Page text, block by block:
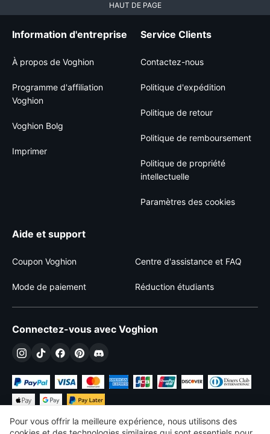
HAUT DE PAGE
Information d'entreprise
À propos de Voghion
Programme d'affiliation
Voghion
Voghion Bolg
Imprimer
Service Clients
Contactez-nous
Politique d'expédition
Politique de retour
Politique de remboursement
Politique de propriété
intellectuelle
Paramètres des cookies
Aide et support
Coupon Voghion Centre d'assistance et FAQ
Mode de paiement Réduction étudiants
Connectez-vous avec Voghion
Pour vous offrir la meilleure expérience, nous utilisons des